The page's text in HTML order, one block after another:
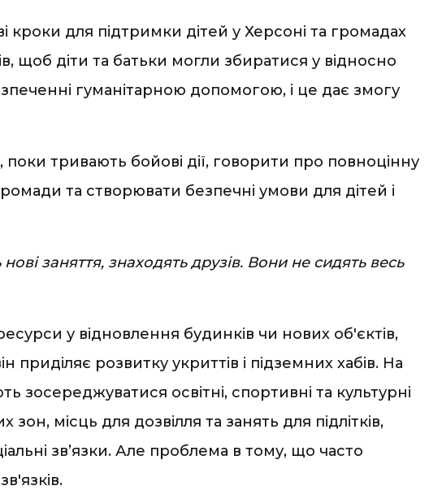
кроки для підтримки дітей у Херсоні та громадах
щоб діти та батьки могли збиратися у відносно
гуманітарною допомогою, і це дає змогу
тривають бойові дії, говорити про повноцінну
та створювати безпечні умови для дітей і
заняття, знаходять друзів. Вони не сидять весь
у відновлення будинків чи нових об'єктів,
розвитку укриттів і підземних хабів. На
зосереджуватися освітні, спортивні та культурні
місць для дозвілля та занять для підлітків,
зв’язки. Але проблема в тому, що часто